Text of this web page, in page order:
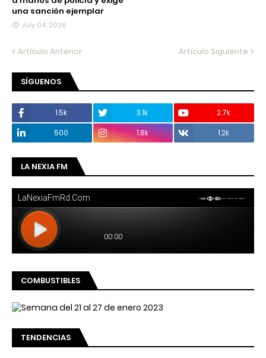
una sanción ejemplar
July 04, 2026
Artículo Anterior Artículo Siguiente
SÍGUENOS
1.5k 3.1k
2.7k
500
1.8k 1.2k
LA NEXIA FM
COMBUSTIBLES
TENDENCIAS